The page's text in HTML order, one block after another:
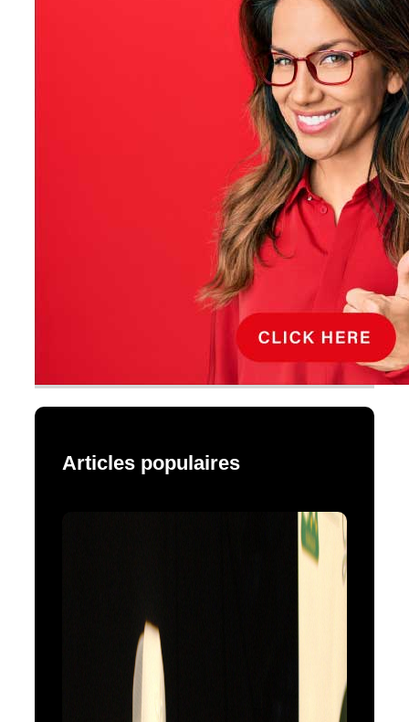
Articles populaires